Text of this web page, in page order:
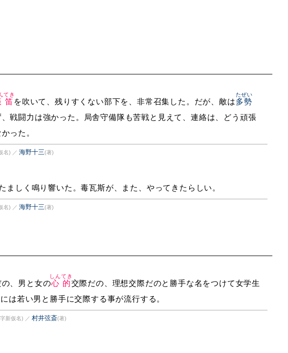
笛
てき
を吹いて、残りすくない部下を、非常召集した。だが、敵は多勢
たぜい
戦闘力は強かった。局舎守備隊も苦戦と見えて、連絡は、どう頑張
った。
名) ／ 海野十三(著)
ましく鳴り響いた。毒瓦斯が、また、やってきたらしい。
名) ／ 海野十三(著)
、男と女の心的
しんてき
交際だの、理想交際だのと勝手な名をつけて女学生
は若い男と勝手に交際する事が流行する。
新仮名) ／ 村井弦斎(著)